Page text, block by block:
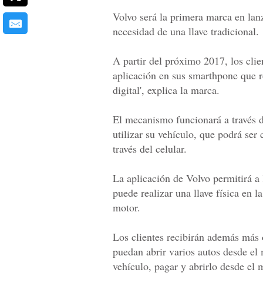
Volvo será la primera marca en
necesidad de una llave tradicional.
A partir del próximo 2017, los
aplicación en sus smarthpone
digital', explica la marca.
El mecanismo funcionará a
utilizar su vehículo, que podrá ser
través del celular.
La aplicación de Volvo permitirá
puede realizar una llave física en
motor.
Los clientes recibirán además
puedan abrir varios autos desde
vehículo, pagar y abrirlo desde el